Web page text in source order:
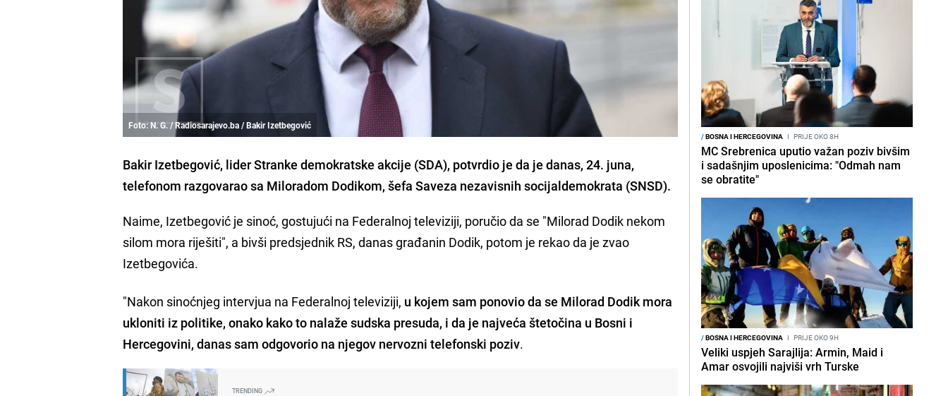
Foto: N. G. / Radiosarajevo.ba / Bakir Izetbegović
Bakir Izetbegović, lider Stranke demokratske akcije (SDA), potvrdio je da je danas, 24. juna,
telefonom razgovarao sa Miloradom Dodikom, šefa Saveza nezavisnih socijaldemokrata (SNSD).
Naime, Izetbegović je sinoć, gostujući na Federalnoj televiziji, poručio da se "Milorad Dodik nekom
silom mora riješiti", a bivši predsjednik RS, danas građanin Dodik, potom je rekao da je zvao
Izetbegovića.
"Nakon sinoćnjeg intervjua na Federalnoj televiziji, u kojem sam ponovio da se Milorad Dodik mora
ukloniti iz politike, onako kako to nalaže sudska presuda, i da je najveća štetočina u Bosni i
Hercegovini, danas sam odgovorio na njegov nervozni telefonski poziv.
TRENDING
/BOSNA I HERCEGOVINA I PRIJE OKO 8H
MC Srebrenica uputio važan poziv bivšim
i sadašnjim uposlenicima: "Odmah nam
se obratite"
/BOSNA I HERCEGOVINA I PRIJE OKO 9H
Veliki uspjeh Sarajlija: Armin, Maid i
Amar osvojili najviši vrh Turske